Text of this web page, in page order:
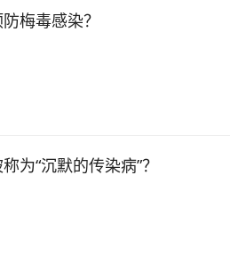
梅毒感染？
为“沉默的传染病”？